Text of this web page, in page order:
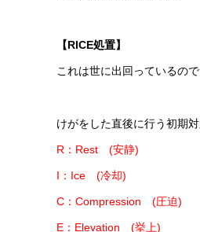
【RICE処置】
これは世に出回っているの
けがをした直後に行う初期
R：Rest (安静)
I：Ice (冷却)
C：Compression (圧迫)
E：Elevation (挙上)